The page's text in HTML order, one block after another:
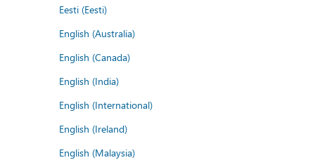
Eesti (Eesti)
English (Australia)
English (Canada)
English (India)
English (International)
English (Ireland)
English (Malaysia)